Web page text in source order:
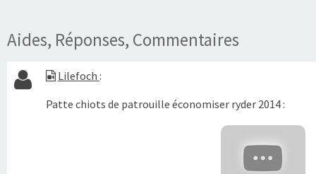
Aides, Réponses, Commentaires
Lilefoch :
Patte chiots de patrouille économiser ryder 2014 :